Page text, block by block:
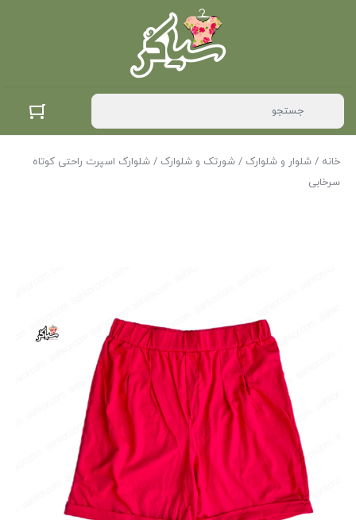
خانه / شلوار و شلوارک / شورتک و شلوارک / شلوارک اسپرت راحتی کوتاه
سرخابی